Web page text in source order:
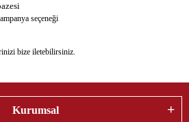
seçeneği
bize iletebilirsiniz.
Kurumsal